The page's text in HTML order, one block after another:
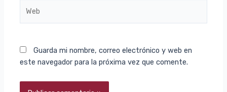
Guarda mi nombre, correo electrónico y web en
este navegador para la próxima vez que comente.